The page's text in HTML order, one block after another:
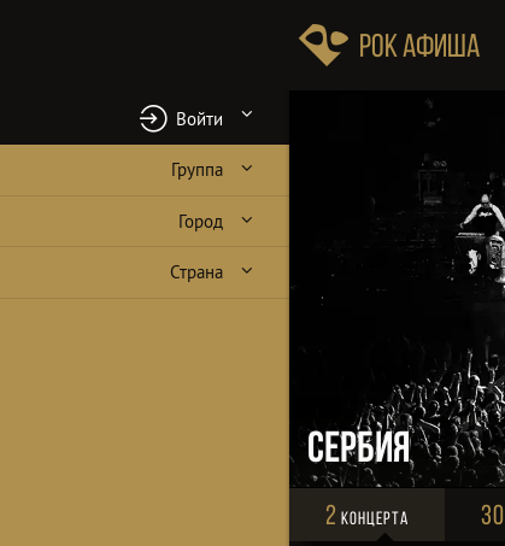
Рок Афиша
Войти
Группа
Город
Страна
Сербия
2 Концерта 30